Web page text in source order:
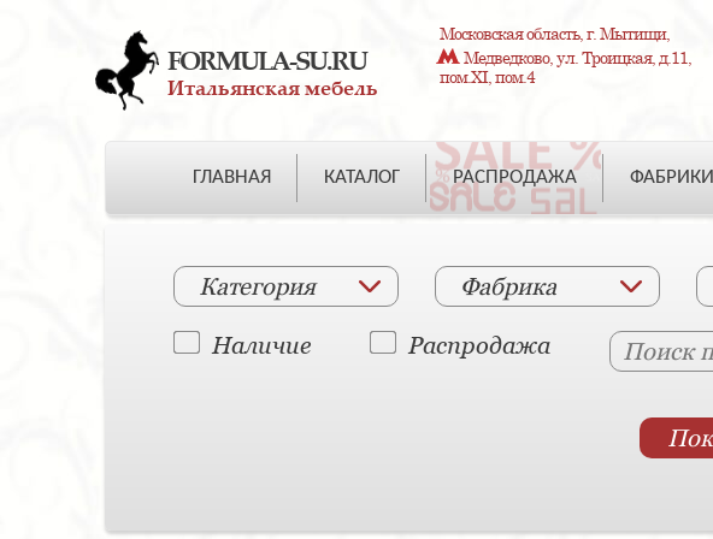
FORMULA-SU.RU
Итальянская мебель
Московская область, г. Мытищи,
Медведково, ул. Троицкая, д.11,
пом.XI, пом.4
ГЛАВНАЯ КАТАЛОГ РАСПРОДАЖА ФАБРИКИ
Категория Фабрика
Наличие Распродажа